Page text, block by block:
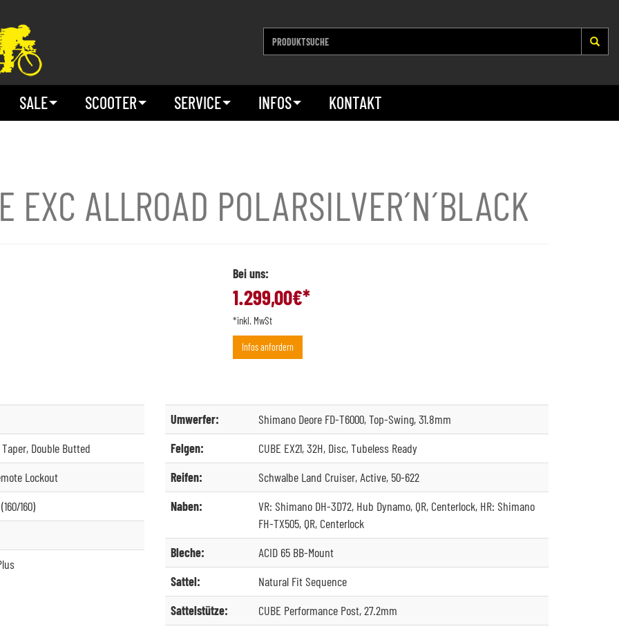
SALE SCOOTER SERVICE INFOS KONTAKT
EXC ALLROAD POLARSILVER´N´BLACK
Bei uns:
1.299,00€*
*inkl. MwSt
Infos anfordern
Double Butted
Lockout
160)
Umwerfer:
Shimano Deore FD-T6000, Top-Swing, 31.8mm
Felgen:
CUBE EX21, 32H, Disc, Tubeless Ready
Reifen:
Schwalbe Land Cruiser, Active, 50-622
Naben:
VR: Shimano DH-3D72, Hub Dynamo, QR, Centerlock, HR: Shimano
FH-TX505, QR, Centerlock
Bleche:
ACID 65 BB-Mount
Sattel:
Natural Fit Sequence
Sattelstütze:
CUBE Performance Post, 27.2mm